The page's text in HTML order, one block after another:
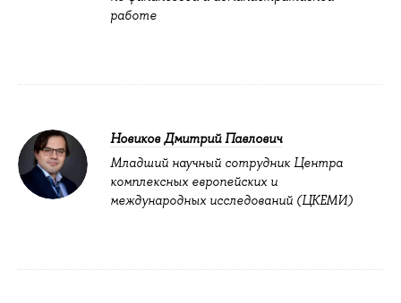
работе
Новиков Дмитрий Павлович
Младший научный сотрудник Центра
комплексных европейских и
международных исследований (ЦКЕМИ)